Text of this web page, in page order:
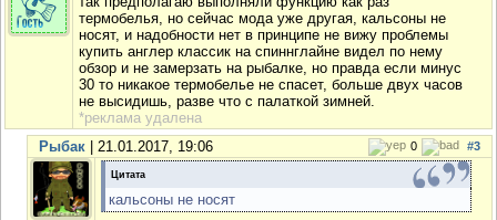
термобелья, но сейчас мода уже другая, кальсоны не
носят, и надобности нет в принципе не вижу проблемы
купить англер классик на спиннглайне видел по нему
обзор и не замерзать на рыбалке, но правда если минус
30 то никакое термобелье не спасет, больше двух часов
не высидишь, разве что с палаткой зимней.
*реклама удалена
Рыбак | 21.01.2017, 19:06 0 #3
Цитата
кальсоны не носят